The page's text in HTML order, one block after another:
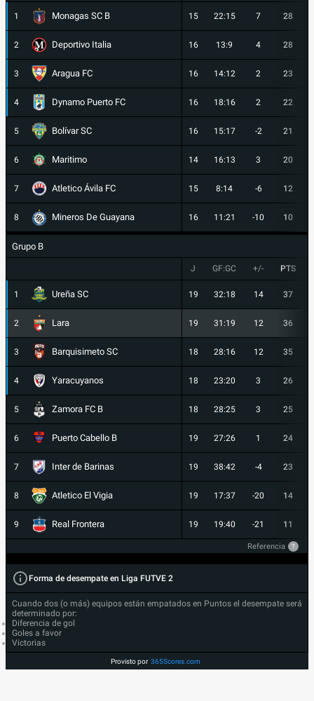
1 Monagas SC B 15 22:15 7 28
2 Deportivo Italia 16 13:9 4 28
3 Aragua FC 16 14:12 2 23
4 Dynamo Puerto FC 16 18:16 2 22
5 Bolívar SC 16 15:17 -2 21
6 Maritimo 14 16:13 3 20
7 Atletico Ávila FC 15 8:14 -6 12
8 Mineros De Guayana 16 11:21 -10 10
Grupo B
J GF:GC +/- PTS
1 Ureña SC 19 32:18 14 37
2 Lara 19 31:19 12 36
3 Barquisimeto SC 18 28:16 12 35
4 Yaracuyanos 18 23:20 3 26
5 Zamora FC B 18 28:25 3 25
6 Puerto Cabello B 19 27:26 1 24
7 Inter de Barinas 19 38:42 -4 23
8 Atletico El Vigia 19 17:37 -20 14
9 Real Frontera 19 19:40 -21 11
Referencia ?
Forma de desempate en Liga FUTVE 2
Cuando dos (o más) equipos están empatados en Puntos el desempate será
determinado por:
Diferencia de gol
Goles a favor
Victorias
Provisto por 365Scores.com